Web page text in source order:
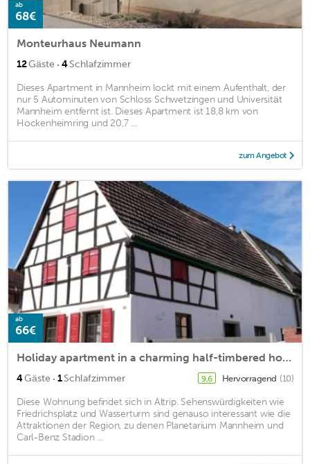
ab
68€
Monteurhaus Neumann
12Gäste · 4Schlafzimmer
Dieses Apartment in Mannheim lockt mit einem Aufenthalt, der
nur 5 Autominuten von Schloss Schwetzingen und Universität
Mannheim entfernt ist. Dieses Apartment ist 18,8 km von
Hockenheimring und 20,7 ...
zum Angebot
ab
66€
Holiday apartment in a charming half-timbered house with style.
4Gäste · 1Schlafzimmer 9,6 Hervorragend (10)
Diese Wohnung befindet sich in Altrip. Sehenswürdigkeiten wie
Friedrichsplatz und Wasserturm sind genauso interessant wie die
Attraktionen der Region, zu denen Planetarium Mannheim und
Carl-Benz Stadion ...